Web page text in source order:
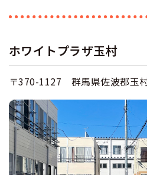
ホワイトプラザ玉村
〒370-1127 群馬県佐波郡玉